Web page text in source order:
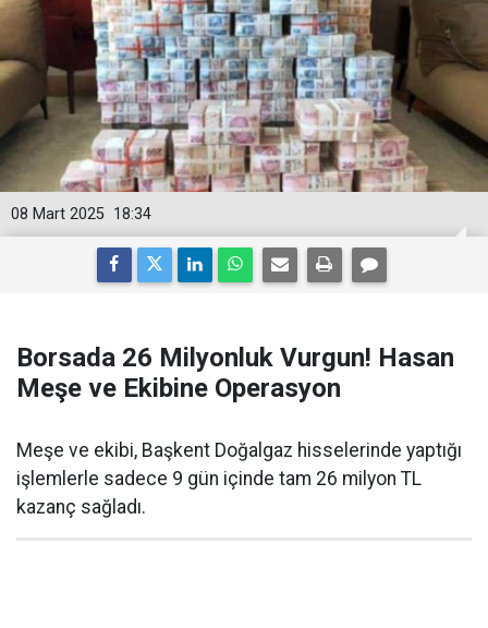
18:34
08 Mart 2025
Borsada 26 Milyonluk Vurgun! Hasan
Meşe ve Ekibine Operasyon
Meşe ve ekibi, Başkent Doğalgaz hisselerinde yaptığı
işlemlerle sadece 9 gün içinde tam 26 milyon TL
kazanç sağladı.